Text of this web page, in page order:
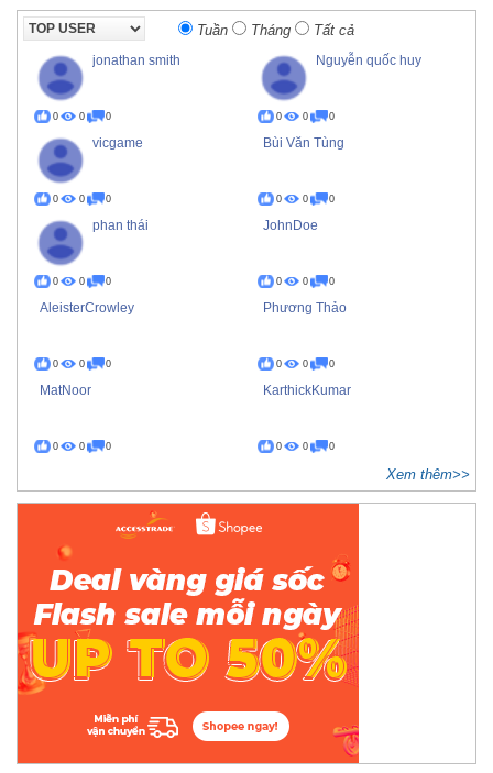
Tuần Tháng Tất cả
jonathan smith
0 0 0
Nguyễn quốc huy
0 0 0
vicgame
0 0 0
Bùi Văn Tùng
0 0 0
phan thái
0 0 0
JohnDoe
0 0 0
AleisterCrowley
0 0 0
Phương Thảo
0 0 0
MatNoor
0 0 0
KarthickKumar
0 0 0
Xem thêm>>